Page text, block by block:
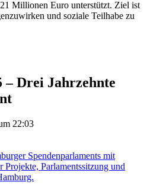
Millionen Euro unterstützt. Ziel ist
und soziale Teilhabe zu
– Drei Jahrzehnte
22:03